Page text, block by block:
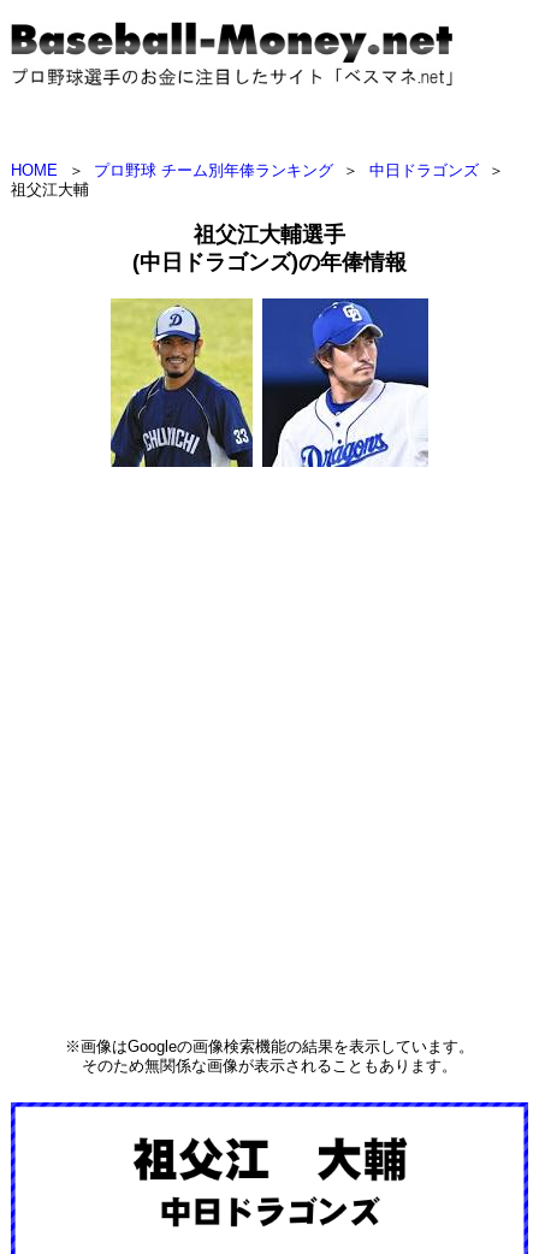
HOME ＞ プロ野球 チーム別年俸ランキング ＞ 中日ドラゴンズ
＞
祖父江大輔
祖父江大輔選手
(中日ドラゴンズ)の年俸情報
※画像はGoogleの画像検索機能の結果を表示しています。
そのため無関係な画像が表示されることもあります。